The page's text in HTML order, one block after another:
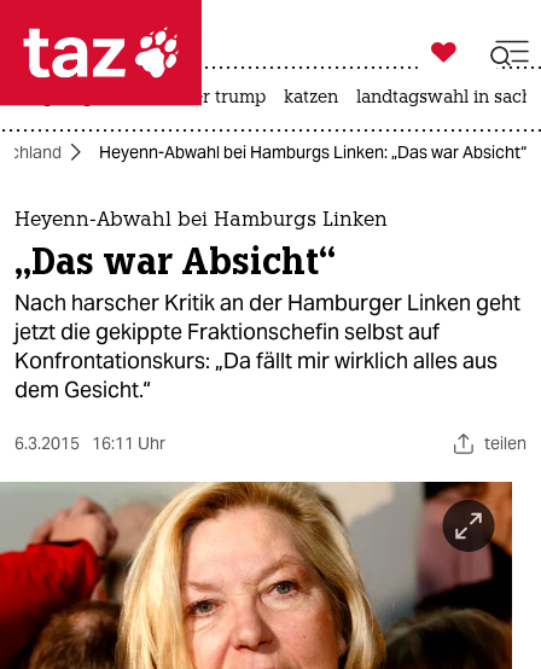
 taz zahl ich
taz zahl ich
themen
politik
öko
gesellschaft
kultur
sport
berlin
nord
wahrheit

taz zahl ich
usa unter trump katzen landtagswahl in
Heyenn-Abwahl bei Hamburgs Linken: „Das war Absicht“
Heyenn-Abwahl bei Hamburgs Linken
„Das war Absicht“
Nach harscher Kritik an der Hamburger Linken geht
jetzt die gekippte Fraktionschefin selbst auf
Konfrontationskurs: „Da fällt mir wirklich alles aus
dem Gesicht.“
6.3.2015 16:11 Uhr teilen